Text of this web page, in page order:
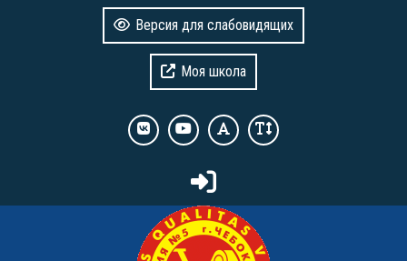
Версия для слабовидящих
Моя школа